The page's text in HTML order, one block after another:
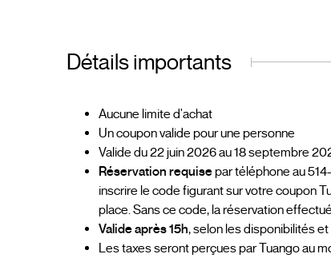
Détails importants
Aucune limite d'achat
Un coupon valide pour une personne
Valide du 22 juin 2026 au 18 septembre
Réservation requisepar téléphone au
inscrire le code figurant sur votre coupon
place. Sans ce code, la réservation
Valide après 15h, selon les disponibilités
Les taxes seront perçues par Tuango au